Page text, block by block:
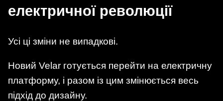
електричної революції
Усі ці зміни не випадкові.
Новий Velar готується перейти на електричну
платформу, і разом із цим змінюється весь
підхід до дизайну.